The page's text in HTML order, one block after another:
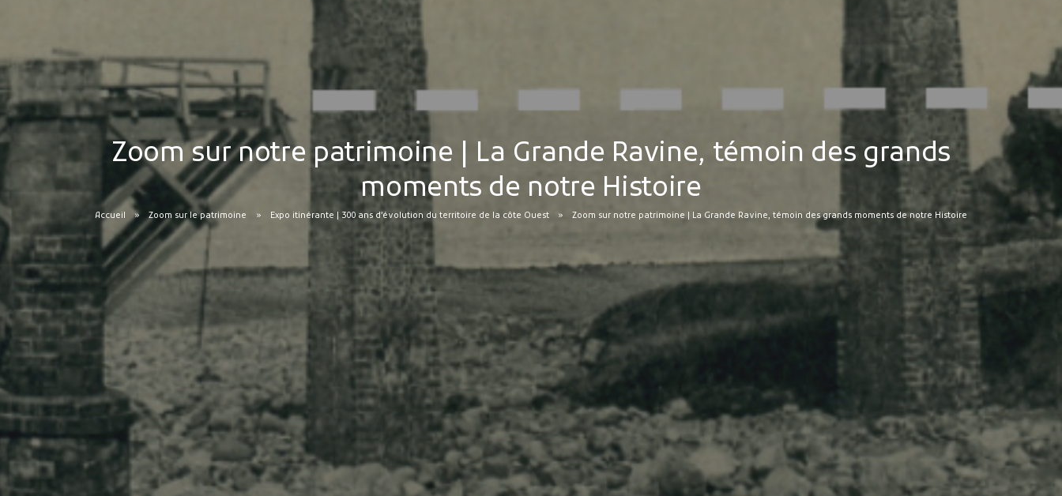
Zoom sur notre patrimoine | La Grande Ravine, témoin des grands
moments de notre Histoire
Accueil Zoom sur le patrimoine Expo itinérante | 300 ans d’évolution du territoire de la côte Ouest Zoom sur notre patrimoine | La Grande Ravine, témoin des grands moments de notre Histoire